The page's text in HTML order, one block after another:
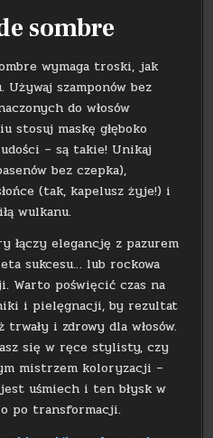
sombre
wymaga troski, jak
szamponów bez
do włosów
stosuj maskę głęboko
– są takie! Unikaj
bez czepka),
(tak, kapelusz żyje!) i
wulkanu.
łączy elegancję z pazurem
sukcesu… lub rockowa
Warto poświęcić czas na
i pielęgnacji, by rezultat
i zdrowy dla włosów.
się w ręce stylisty, czy
mistrzem koloryzacji –
uśmiech i ten błysk w
po transformacji.